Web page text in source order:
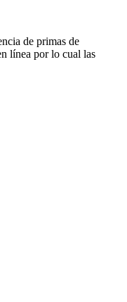
de primas de
línea por lo cual las